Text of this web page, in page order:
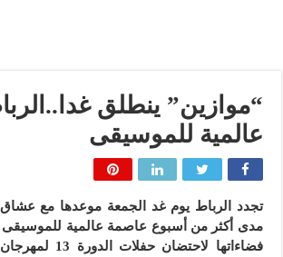
“موازين” ينطلق
عالمية للموسيقى
تجدد الرباط يوم غد الجمعة موعدها مع
مدى أكثر من أسبوع عاصمة عالمية للموسيقى
فضاءاتها لاحتضان